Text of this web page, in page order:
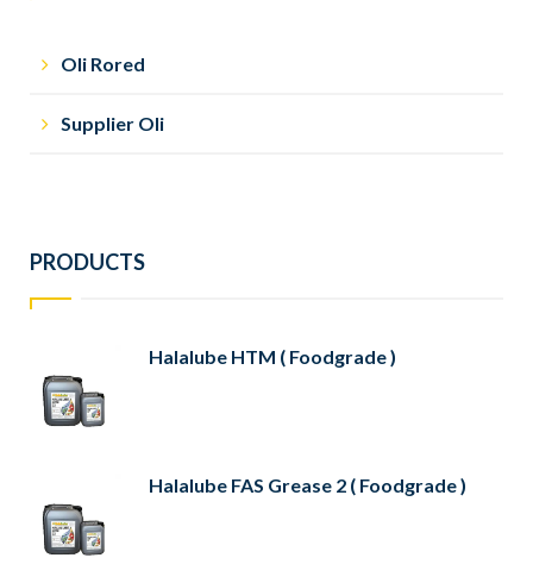
Oli Rored
Supplier Oli
PRODUCTS
Halalube HTM ( Foodgrade )
Halalube FAS Grease 2 ( Foodgrade )